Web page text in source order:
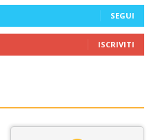
SEGUI
ISCRIVITI